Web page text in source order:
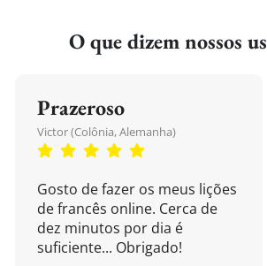
O que dizem nossos
Prazeroso
Victor (Colônia, Alemanha)
Gosto de fazer os meus lições
de francês online. Cerca de
dez minutos por dia é
suficiente... Obrigado!